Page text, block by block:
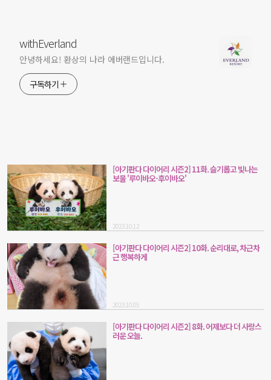
withEverland
안녕하세요! 환상의 나라 에버랜드입니다.
구독하기
[아기판다 다이어리 시즌2] 11화. 슬기롭고 빛나는
보물 '루이바오-후이바오'
2023.10.12
[아기판다 다이어리 시즌2] 10화. 순리대로, 차근차
근 행복하게
2023.10.05
[아기판다 다이어리 시즌2] 8화. 어제보다 더 사랑스
러운 오늘.